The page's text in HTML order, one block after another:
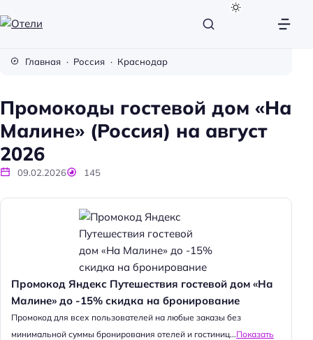
и
Главная Россия Краснодар
Промокоды гостевой дом «На
Малине» (Россия) на август
2026
09.02.2026 145
Промокод Яндекс Путешествия гостевой дом «На
Малине» до -15% скидка на бронирование
Промокод для всех пользователей на любые заказы без
минимальной суммы бронирования отелей и гостиниц...Показать